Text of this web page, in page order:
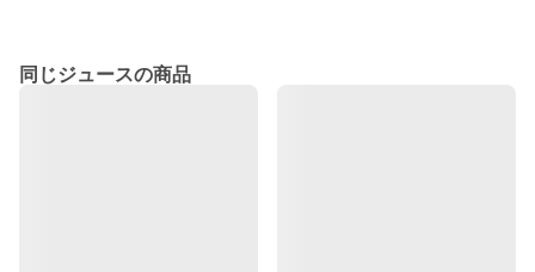
同じジュースの商品